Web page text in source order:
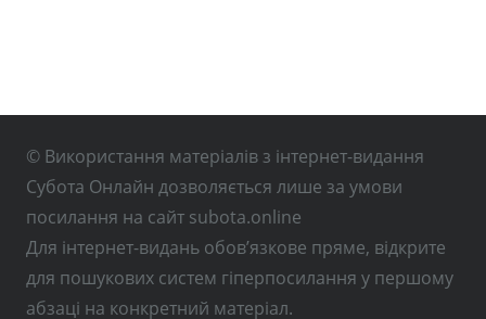
© Використання матеріалів з інтернет-видання
Субота Онлайн дозволяється лише за умови
посилання на сайт subota.online
Для інтернет-видань обов’язкове пряме, відкрите
для пошукових систем гіперпосилання у першому
абзаці на конкретний матеріал.